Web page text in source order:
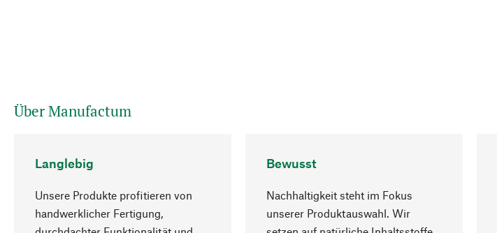
Über Manufactum
Langlebig
Unsere Produkte profitieren von
handwerklicher Fertigung,
Bewusst
Nachhaltigkeit steht im Fokus
unserer Produktauswahl. Wir